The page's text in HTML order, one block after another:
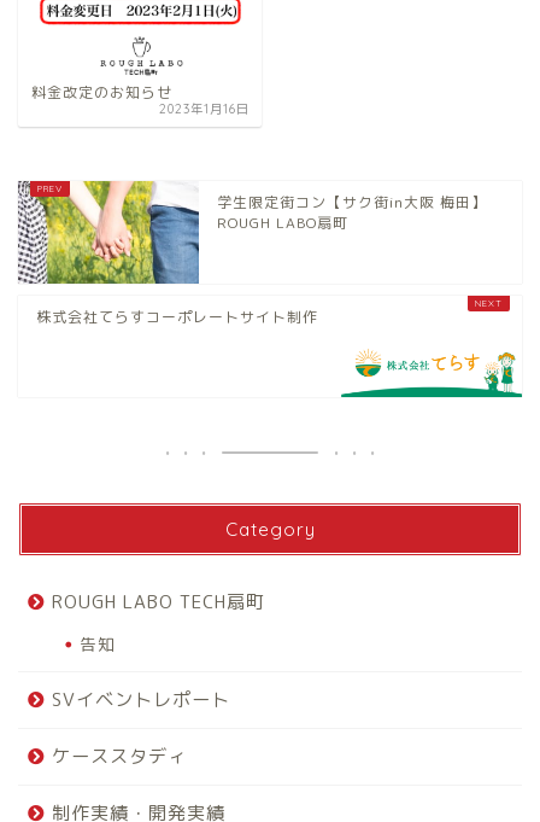
料金改定のお知らせ
2023年1月16日
学生限定街コン【サク街in大阪 梅田】
ROUGH LABO扇町
株式会社てらすコーポレートサイト制作
Category
ROUGH LABO TECH扇町
告知
SVイベントレポート
ケーススタディ
制作実績・開発実績